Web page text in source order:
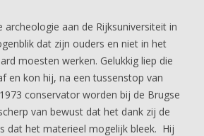
archeologie aan de Rijksuniversiteit in
dat zijn ouders en niet in het
moesten werken. Gelukkig liep die
en kon hij, na een tussenstop van
conservator worden bij de Brugse
van bewust dat het dank zij de
dat het materieel mogelijk bleek. Hij